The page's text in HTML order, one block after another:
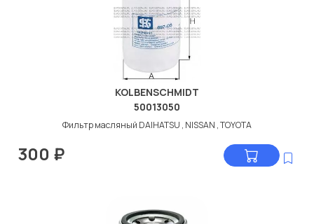
KOLBENSCHMIDT
50013050
Фильтр масляный DAIHATSU , NISSAN , TOYOTA
300 ₽